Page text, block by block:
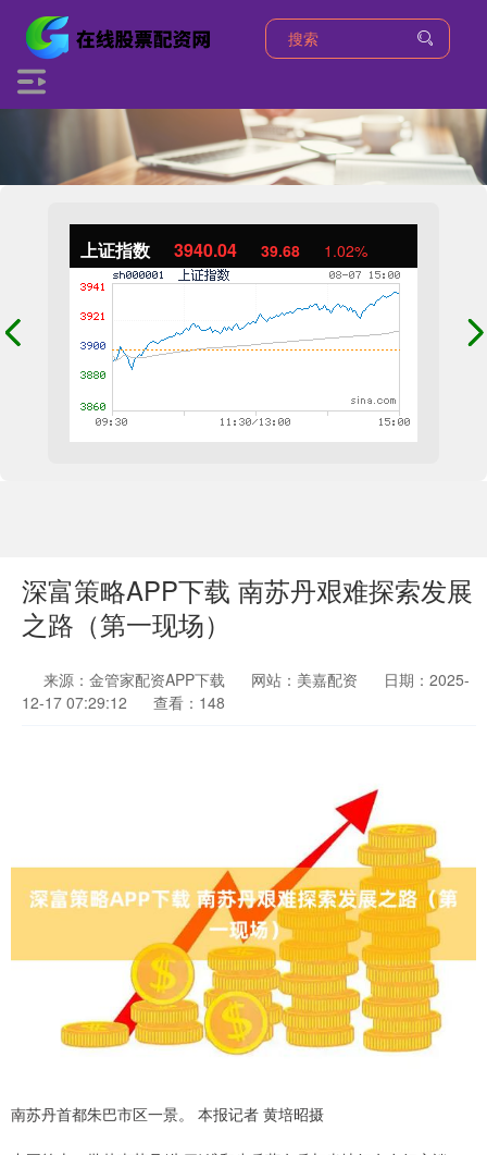
上证指数 3940.04 39.68 1.02%
深富策略APP下载 南苏丹艰难探索发展
之路（第一现场）
来源：金管家配资APP下载 网站：美嘉配资
日期：2025-
12-17 07:29:12
查看：148
南苏丹首都朱巴市区一景。 本报记者 黄培昭摄